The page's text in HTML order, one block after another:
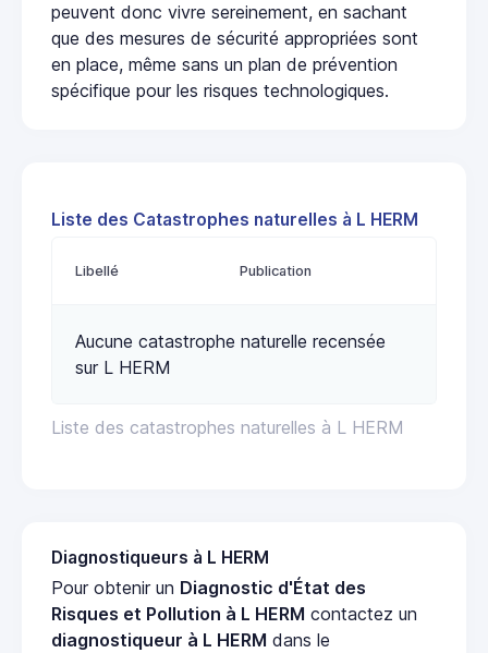
peuvent donc vivre sereinement, en sachant
que des mesures de sécurité appropriées sont
en place, même sans un plan de prévention
spécifique pour les risques technologiques.
Liste des Catastrophes naturelles à L HERM
Liste des catastrophes naturelles à L HERM
Libellé Publication
Aucune catastrophe naturelle recensée
sur L HERM
Diagnostiqueurs à L HERM
Pour obtenir un Diagnostic d'État des
Risques et Pollution à L HERM contactez un
diagnostiqueur à L HERM dans le